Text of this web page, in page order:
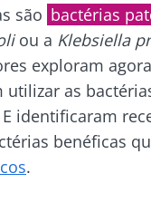
são bactérias
ou a Klebsiella
exploram
as
identificaram
benéficas
.